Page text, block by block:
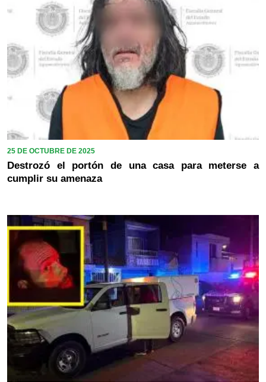
25 DE OCTUBRE DE 2025
Destrozó el portón de una casa para meterse a
cumplir su amenaza